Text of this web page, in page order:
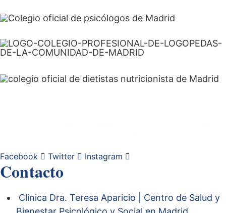
Facebook Twitter Instagram
Contacto
Clínica Dra. Teresa Aparicio | Centro de Salud y